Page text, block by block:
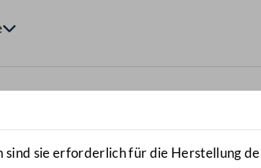
öffnen
sind sie erforderlich für die Herstellung